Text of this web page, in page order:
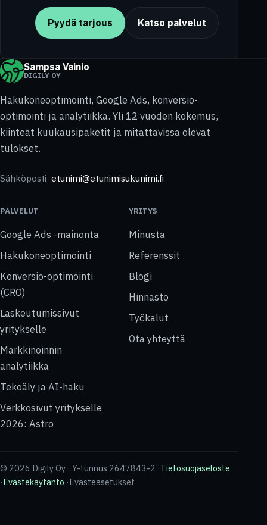
Pyydä tarjous Katso palvelut
Sampsa Vainio
DIGILY OY
Hakukoneoptimointi, Google Ads, konversio-
optimointi ja analytiikka. Yli 12 vuoden kokemus,
kiinteät kuukausipaketit ja mitattavissa olevat
tulokset.
Sähköposti etunimi@etunimisukunimi.fi
PALVELUT
Google Ads -mainonta
Hakukoneoptimointi
Konversio-optimointi
(CRO)
Laskeutumissivut
yritykselle
Markkinoinnin
analytiikka
Tekoäly ja AI-haku
Verkkosivut yritykselle
2026: Astro
YRITYS
Minusta
Referenssit
Blogi
Hinnasto
Työkalut
Ota yhteyttä
© 2026 Digily Oy · Y-tunnus 2647843-2 ·Tietosuojaseloste
·Evästekäytäntö ·Evästeasetukset